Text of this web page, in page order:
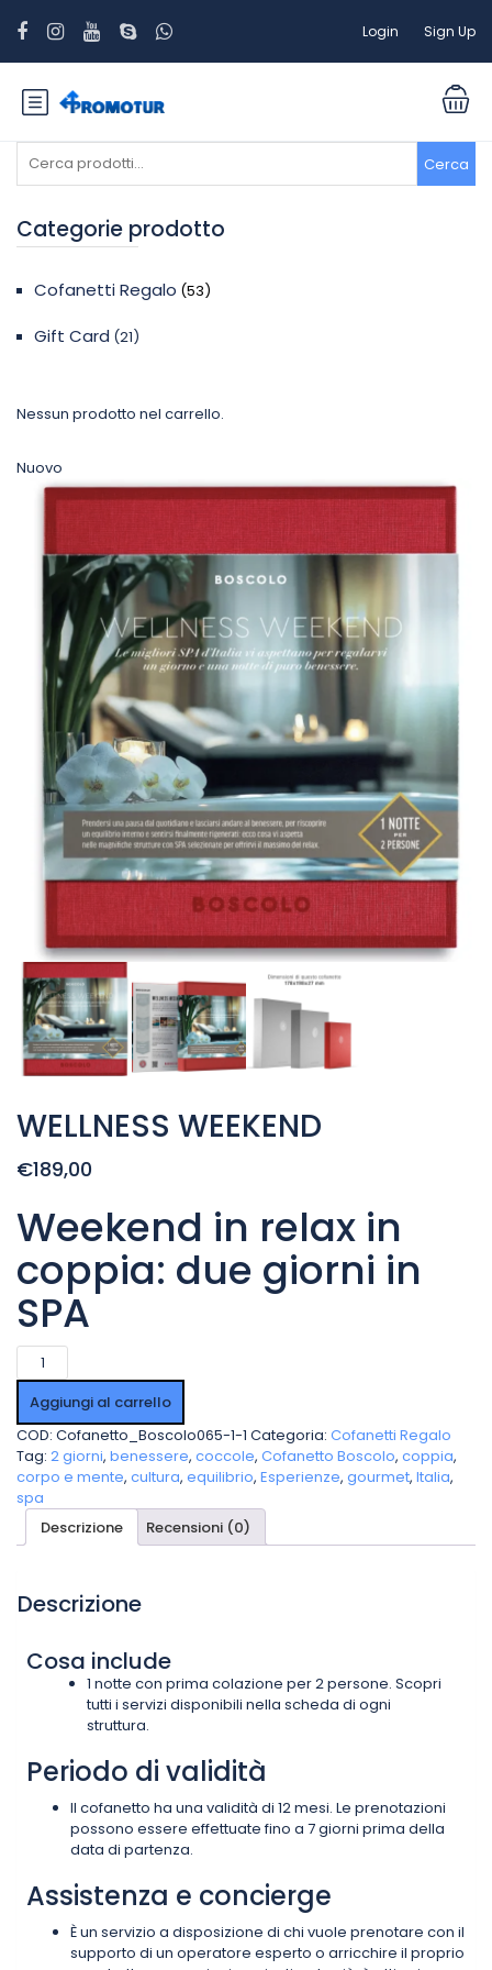
Login Sign Up
Cerca
Categorie prodotto
Cofanetti Regalo (53)
Gift Card (21)
Nessun prodotto nel carrello.
Nuovo
WELLNESS WEEKEND
€189,00
Weekend in relax in
coppia: due giorni in
SPA
WELLNESS
WEEKEND
quantità
Aggiungi al carrello
COD: Cofanetto_Boscolo065-1-1 Categoria: Cofanetti Regalo
Tag: 2 giorni, benessere, coccole, Cofanetto Boscolo, coppia,
corpo e mente, cultura, equilibrio, Esperienze, gourmet, Italia,
spa
Descrizione
Recensioni (0)
Descrizione
Cosa include
1 notte con prima colazione per 2 persone. Scopri
tutti i servizi disponibili nella scheda di ogni
struttura.
Periodo di validità
Il cofanetto ha una validità di 12 mesi. Le prenotazioni
possono essere effettuate fino a 7 giorni prima della
data di partenza.
Assistenza e concierge
È un servizio a disposizione di chi vuole prenotare con il
supporto di un operatore esperto o arricchire il proprio